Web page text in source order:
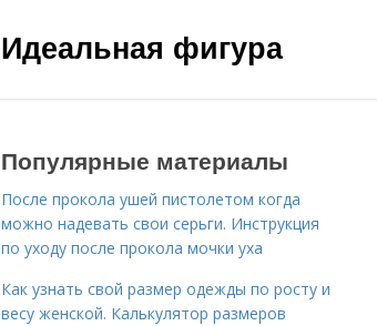
Идеальная фигура
Популярные материалы
После прокола ушей пистолетом когда
можно надевать свои серьги. Инструкция
по уходу после прокола мочки уха
Как узнать свой размер одежды по росту и
весу женской. Калькулятор размеров